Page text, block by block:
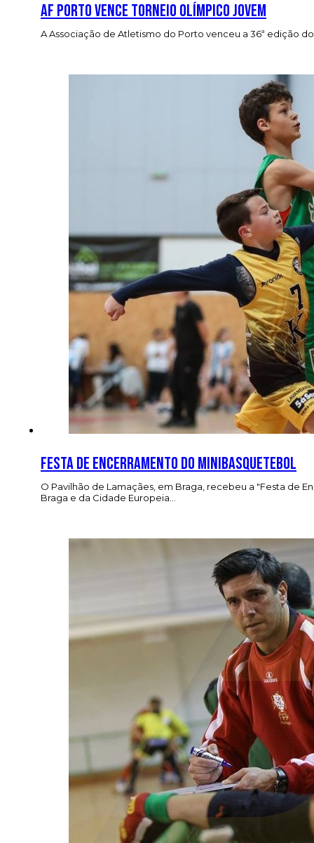
AF Porto vence Torneio Olímpico Jovem
A Associação de Atletismo do Porto venceu a 36ª edição
Festa de encerramento do Minibasquetebol
O Pavilhão de Lamaçães, em Braga, recebeu a "Festa de
Braga e da Cidade Europeia…